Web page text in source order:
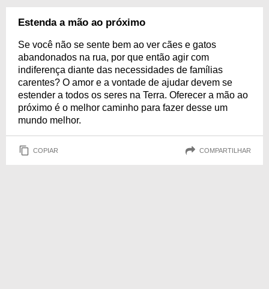
Estenda a mão ao próximo
Se você não se sente bem ao ver cães e gatos
abandonados na rua, por que então agir com
indiferença diante das necessidades de famílias
carentes? O amor e a vontade de ajudar devem se
estender a todos os seres na Terra. Oferecer a mão ao
próximo é o melhor caminho para fazer desse um
mundo melhor.
COPIAR COMPARTILHAR